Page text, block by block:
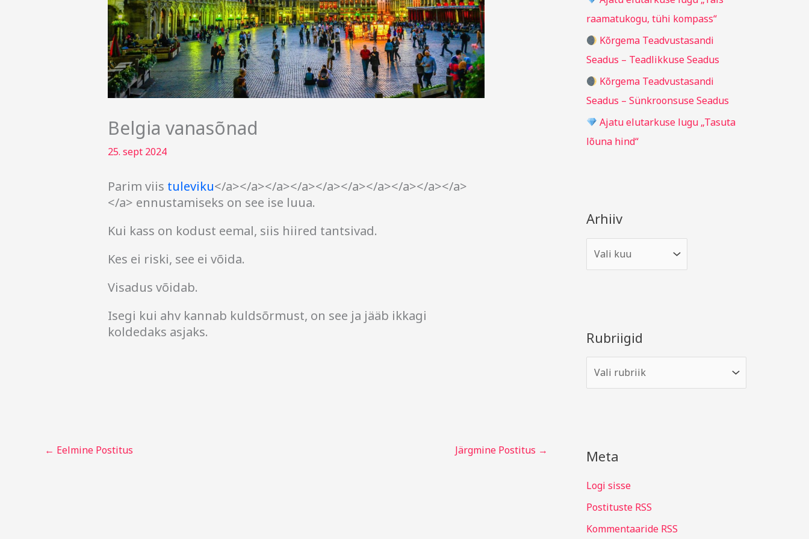
Belgia vanasõnad
25. sept 2024
Parim viis tuleviku</a></a></a></a></a></a></a></a></a></a>
</a> ennustamiseks on see ise luua.
Kui kass on kodust eemal, siis hiired tantsivad.
Kes ei riski, see ei võida.
Visadus võidab.
Isegi kui ahv kannab kuldsõrmust, on see ja jääb ikkagi
koldedaks asjaks.
← Eelmine Postitus Järgmine Postitus →
:raamatukogu, tühi kompass“
Kõrgema Teadvustasandi
Seadus – Teadlikkuse Seadus
Kõrgema Teadvustasandi
Seadus – Sünkroonsuse Seadus
Ajatu elutarkuse lugu „Tasuta
lõuna hind“
Arhiiv
Rubriigid
Meta
Logi sisse
Postituste RSS
Kommentaaride RSS